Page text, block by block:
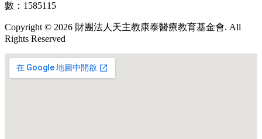
數：1585115
Copyright © 2026 財團法人天主教康泰醫療教育基金會. All
Rights Reserved